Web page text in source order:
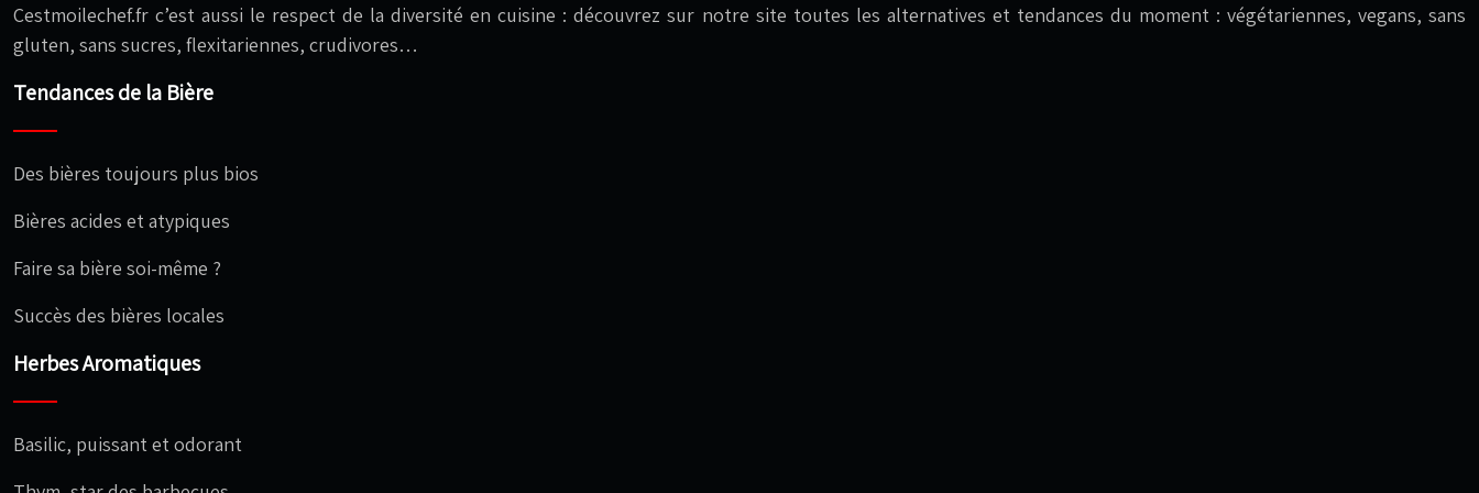
Cestmoilechef.fr c’est aussi le respect de la diversité en cuisine : découvrez sur notre site toutes les alternatives et tendances du moment : végétariennes, vegans, sans
gluten, sans sucres, flexitariennes, crudivores…
Tendances de la Bière
Des bières toujours plus bios
Bières acides et atypiques
Faire sa bière soi-même ?
Succès des bières locales
Herbes Aromatiques
Basilic, puissant et odorant